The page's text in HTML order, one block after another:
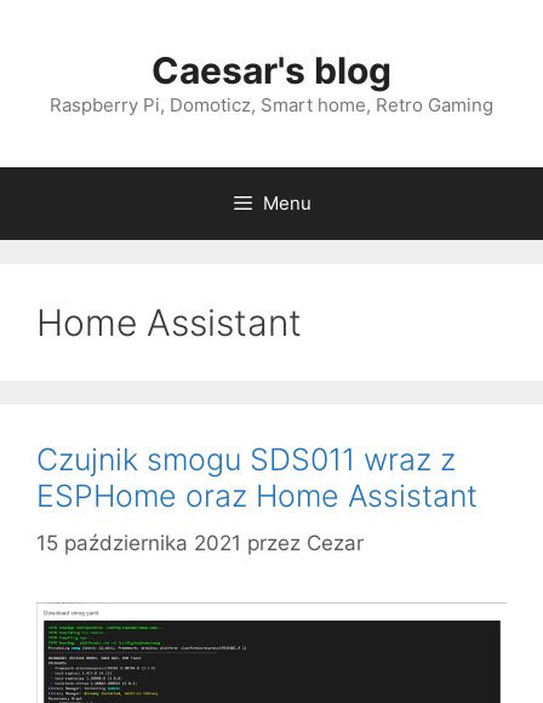
Caesar's blog
Raspberry Pi, Domoticz, Smart home, Retro Gaming
Menu
Home Assistant
Czujnik smogu SDS011 wraz z
ESPHome oraz Home Assistant
15 października 2021 przez Cezar